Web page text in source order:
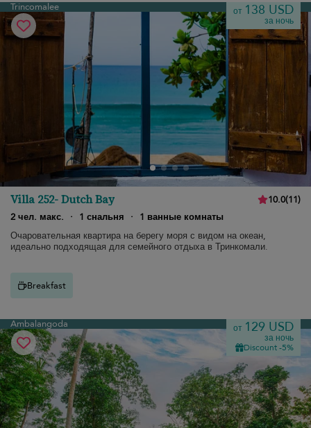
Trincomalee от 138 USD
за ночь
Villa 252- Dutch Bay 10.0(11)
2 чел. макс.
· 1 снальня ·
1 ванные комнаты
Очаровательная квартира на берегу моря с видом на океан,
идеально подходящая для семейного отдыха в Тринкомали.
Breakfast
Ambalangoda от 129 USD
за ночь
Discount -5%